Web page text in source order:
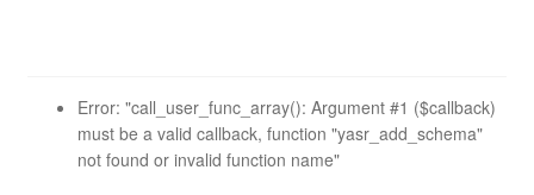
Error: "call_user_func_array(): Argument #1 ($callback)
must be a valid callback, function "yasr_add_schema"
not found or invalid function name"